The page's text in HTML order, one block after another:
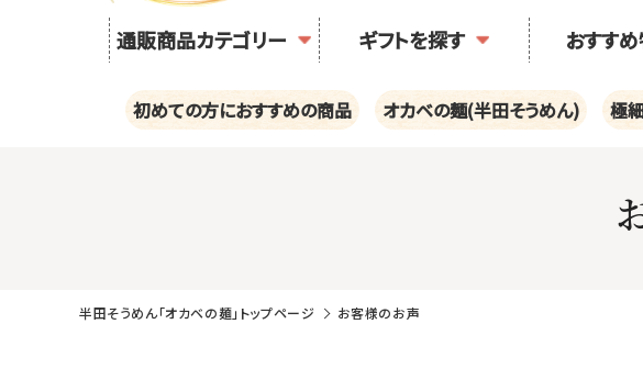
通販商品カテゴリー ギフトを探す おすす
初めての方におすすめの商品 オカベの麺(半田そうめん) 極
半田そうめん「オカベの麺」トップページ お客様のお声